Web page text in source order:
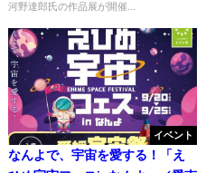
河野達郎氏の作品展が開催...
イベント
なんよで、宇宙を愛する！「え